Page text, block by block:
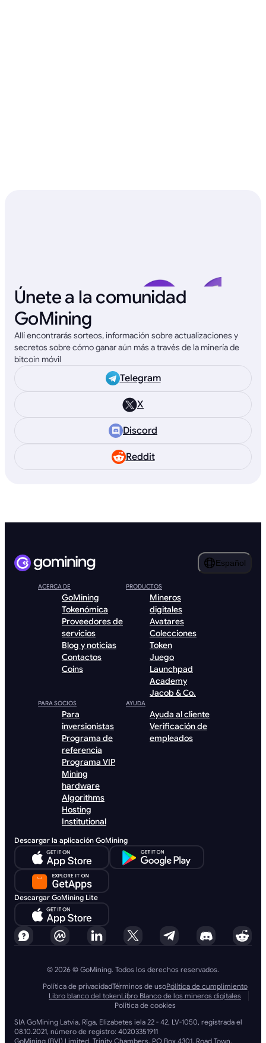
Únete a la comunidad
GoMining
Allí encontrarás sorteos, información sobre actualizaciones y
secretos sobre cómo ganar aún más a través de la minería de
bitcoin móvil
Telegram
X
Discord
Reddit
Español
ACERCA DE
GoMining
Tokenómica
Proveedores de
servicios
Blog y noticias
Contactos
Coins
PRODUCTOS
Mineros
digitales
Avatares
Colecciones
Token
Juego
Launchpad
Academy
Jacob & Co.
PARA SOCIOS
Para
inversionistas
Programa de
referencia
Programa VIP
Mining
hardware
Algorithms
Hosting
Institutional
AYUDA
Ayuda al cliente
Verificación de
empleados
Descargar la aplicación GoMining
Descargar GoMining Lite
© 2026 © GoMining. Todos los derechos reservados.
Política de privacidadTérminos de usoPolítica de cumplimiento
Libro blanco del tokenLibro Blanco de los mineros digitales
Política de cookies
SIA GoMining Latvia, Rīga, Elizabetes iela 22 - 42, LV-1050, registrada el
08.10.2021, número de registro: 40203351911
GoMining (BVI) Limited, Trinity Chambers, PO Box 4301, Road Town,